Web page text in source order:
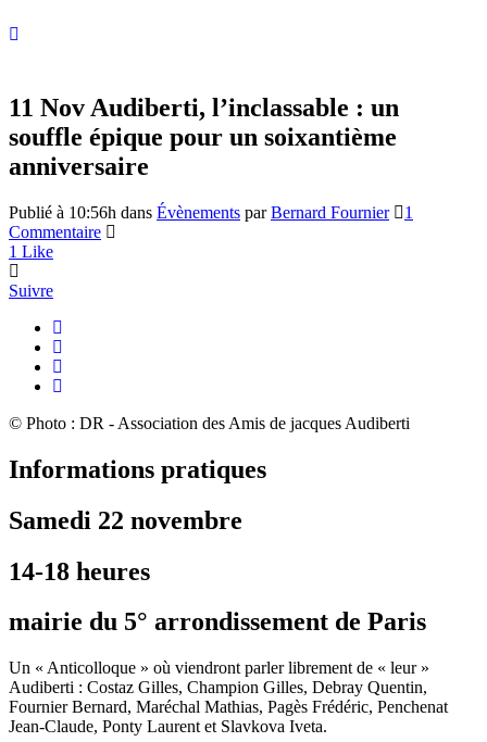
11 Nov Audiberti, l’inclassable : un
souffle épique pour un soixantième
anniversaire
Publié à 10:56h dans Évènements parBernard Fournier
1
Commentaire
1 Like
Suivre
© Photo : DR - Association des Amis de jacques Audiberti
Informations pratiques
Samedi 22 novembre
14-18 heures
mairie du 5° arrondissement de Paris
Un « Anticolloque » où viendront parler librement de « leur »
Audiberti : Costaz Gilles, Champion Gilles, Debray Quentin,
Fournier Bernard, Maréchal Mathias, Pagès Frédéric, Penchenat
Jean-Claude, Ponty Laurent et Slavkova Iveta.